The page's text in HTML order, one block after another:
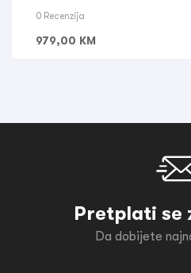
0 Recenzija
979,00 KM
Pretplati se
Da dobijete